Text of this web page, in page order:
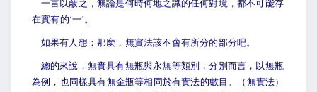
一言以蔽之，無論是何時何地之識的任何對境，都不可能存
在實有的‘一’。
如果有人想：那麼，無實法該不會有所分的部分吧。
總的來說，無實具有無瓶與永無等類別，分別而言，以無瓶
為例，也同樣具有無金瓶等相同於有實法的數目。（無實法）